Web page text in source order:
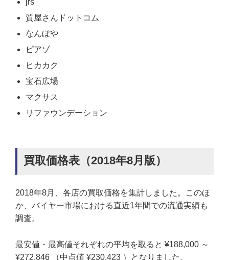
jrs
質屋さんドットコム
なんぼや
ピアゾ
ヒカカク
宝石広場
マクサス
リファウンデーション
買取価格表（2018年8月版）
2018年8月、各店の買取価格を集計しました。このほ
か、バイヤー市場における直近1年間での流通実績も
調査。
最安値・最高値それぞれの平均を取ると ¥188,000 ～
¥272,846 （中点値 ¥230,423 ）となりました。